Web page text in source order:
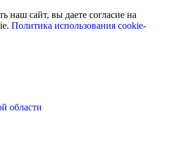
наш сайт, вы даете согласие на
Политика использования cookie-
области